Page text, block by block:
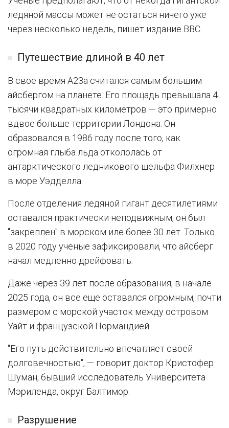
ледяной массы может не остаться ничего уже
через несколько недель, пишет издание BBC.
Путешествие длиной в 40 лет
В свое время A23a считался самым большим
айсбергом на планете. Его площадь превышала 4
тысячи квадратных километров — это примерно
вдвое больше территории Лондона. Он
образовался в 1986 году после того, как
огромная глыба льда откололась от
антарктического ледникового шельфа Филхнер
в море Уэдделла.
После отделения ледяной гигант десятилетиями
оставался практически неподвижным, он был
"закреплен" в морском иле более 30 лет. Только
в 2020 году ученые зафиксировали, что айсберг
начал медленно дрейфовать.
Даже через 39 лет после образования, в начале
2025 года, он все еще оставался огромным, почти
размером с морской участок между островом
Уайт и французской Нормандией.
"Его путь действительно впечатляет своей
долговечностью", — говорит доктор Кристофер
Шуман, бывший исследователь Университета
Мэриленда, округ Балтимор.
Разрушение